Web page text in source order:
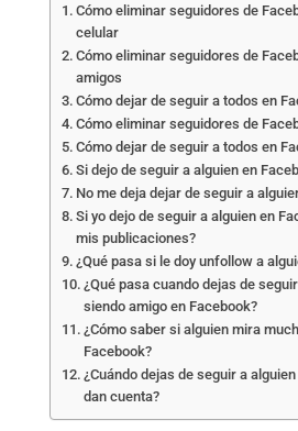
Cómo eliminar seguidores de
celular
Cómo eliminar seguidores de
amigos
Cómo dejar de seguir a todos en
Cómo eliminar seguidores de
Cómo dejar de seguir a todos en
Si dejo de seguir a alguien en
No me deja dejar de seguir a
Si yo dejo de seguir a alguien en
mis publicaciones?
¿Qué pasa si le doy unfollow a
¿Qué pasa cuando dejas de
siendo amigo en Facebook?
¿Cómo saber si alguien mira
Facebook?
¿Cuándo dejas de seguir a
dan cuenta?